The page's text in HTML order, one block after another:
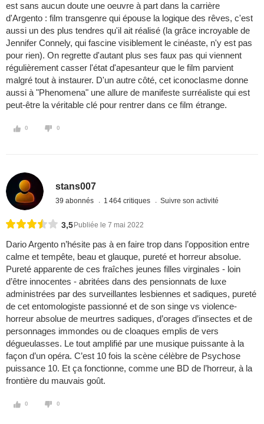
est sans aucun doute une oeuvre à part dans la carrière
d'Argento : film transgenre qui épouse la logique des rêves, c'est
aussi un des plus tendres qu'il ait réalisé (la grâce incroyable de
Jennifer Connely, qui fascine visiblement le cinéaste, n'y est pas
pour rien). On regrette d'autant plus ses faux pas qui viennent
régulièrement casser l'état d'apesanteur que le film parvient
malgré tout à instaurer. D'un autre côté, cet iconoclasme donne
aussi à "Phenomena" une allure de manifeste surréaliste qui est
peut-être la véritable clé pour rentrer dans ce film étrange.
0 0
stans007
39 abonnés 1 464 critiques Suivre son activité
3,5 Publiée le 7 mai 2022
Dario Argento n’hésite pas à en faire trop dans l’opposition entre
calme et tempête, beau et glauque, pureté et horreur absolue.
Pureté apparente de ces fraîches jeunes filles virginales - loin
d’être innocentes - abritées dans des pensionnats de luxe
administrées par des surveillantes lesbiennes et sadiques, pureté
de cet entomologiste passionné et de son singe vs violence-
horreur absolue de meurtres sadiques, d’orages d’insectes et de
personnages immondes ou de cloaques emplis de vers
dégueulasses. Le tout amplifié par une musique puissante à la
façon d’un opéra. C’est 10 fois la scène célèbre de Psychose
puissance 10. Et ça fonctionne, comme une BD de l’horreur, à la
frontière du mauvais goût.
0 0